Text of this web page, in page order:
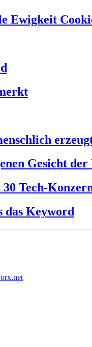
Ewigkeit
Gesicht der
Tech-
das Keyword